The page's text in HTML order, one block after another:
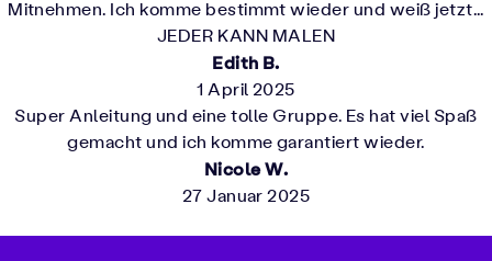
Mitnehmen. Ich komme bestimmt wieder und weiß jetzt...
JEDER KANN MALEN
Edith B.
1 April 2025
Super Anleitung und eine tolle Gruppe. Es hat viel Spaß
gemacht und ich komme garantiert wieder.
Nicole W.
27 Januar 2025